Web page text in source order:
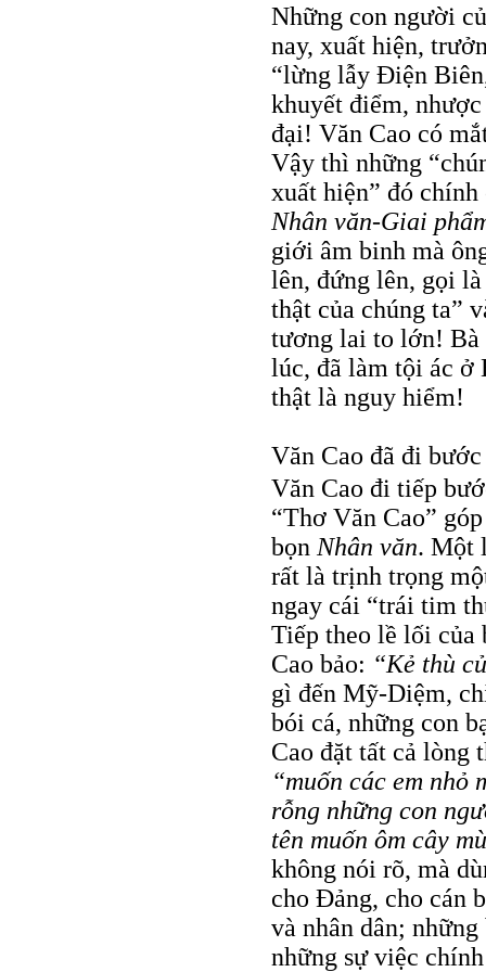
Những con người
nay, xuất hiện,
“lừng lẫy Điện
khuyết điểm,
đại! Văn Cao có
Vậy thì những
xuất hiện” đó chính
Nhân văn-Giai
giới âm binh mà
lên, đứng lên, gọi
thật của chúng ta”
tương lai to lớn! Bà
lúc, đã làm tội ác ở
thật là nguy hiểm!
Văn Cao đã đi
Văn Cao đi tiếp
“Thơ Văn Cao”
bọn Nhân văn. Một
rất là trịnh trọng
ngay cái “trái tim
Tiếp theo lề lối của
Cao bảo: “Kẻ thù
gì đến Mỹ-Diệm,
bói cá, những con
Cao đặt tất cả lòng
“muốn các em
rỗng những con
tên muốn ôm cây
không nói rõ, mà
cho Đảng, cho cán
và nhân dân;
những sự việc